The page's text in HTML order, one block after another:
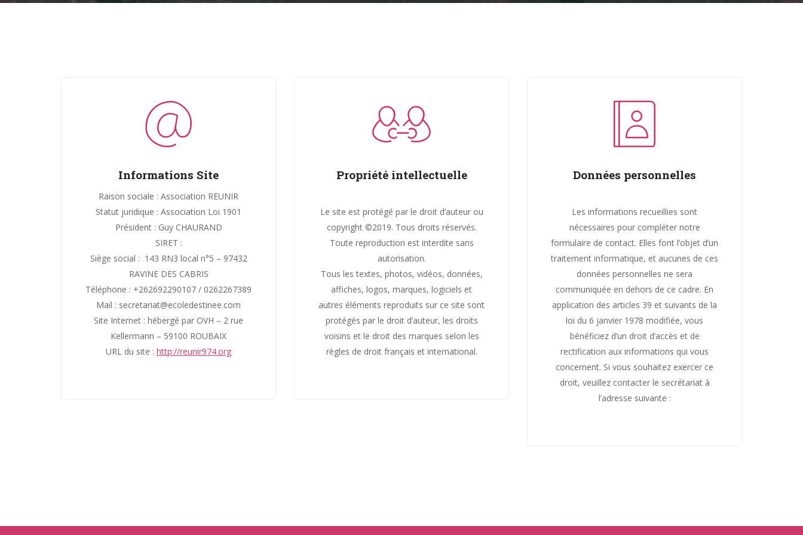
Informations Site
Raison sociale : Association REUNIR
Statut juridique : Association Loi 1901
Président : Guy CHAURAND
SIRET :
Siège social : 143 RN3 local n°5 – 97432
RAVINE DES CABRIS
Téléphone : +262692290107 / 0262267389
Mail : secretariat@ecoledestinee.com
Site Internet : hébergé par OVH – 2 rue
Kellermann – 59100 ROUBAIX
URL du site : http://reunir974.org
Propriété intellectuelle
Le site est protégé par le droit d’auteur ou
copyright ©2019. Tous droits réservés.
Toute reproduction est interdite sans
autorisation.
Tous les textes, photos, vidéos, données,
affiches, logos, marques, logiciels et
autres éléments reproduits sur ce site sont
protégés par le droit d’auteur, les droits
voisins et le droit des marques selon les
règles de droit français et international.
Données personnelles
Les informations recueillies sont
nécessaires pour compléter notre
formulaire de contact. Elles font l’objet d’un
traitement informatique, et aucunes de ces
données personnelles ne sera
communiquée en dehors de ce cadre. En
application des articles 39 et suivants de la
loi du 6 janvier 1978 modifiée, vous
bénéficiez d’un droit d’accès et de
rectification aux informations qui vous
concernent. Si vous souhaitez exercer ce
droit, veuillez contacter le secrétariat à
l’adresse suivante :